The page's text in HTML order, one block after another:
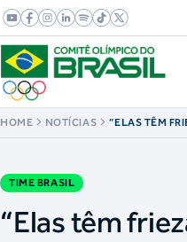
HOME NOTÍCIAS
“ELAS TÊM
TIME BRASIL
“Elas têm